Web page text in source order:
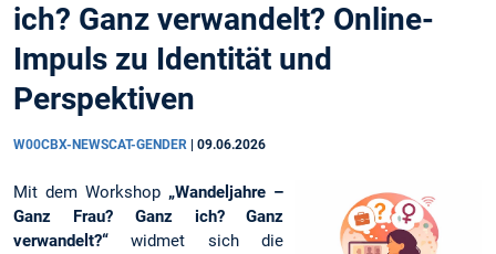
ich? Ganz verwandelt? Online-
Impuls zu Identität und
Perspektiven
W00CBX-NEWSCAT-GENDER 09.06.2026
Mit dem Workshop „Wandeljahre –
Ganz Frau? Ganz ich? Ganz
verwandelt?“ widmet sich die